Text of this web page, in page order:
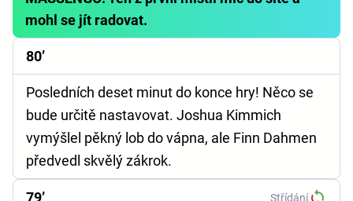
mohl se jít radovat.
80’
Posledních deset minut do konce hry! Něco se
bude určitě nastavovat. Joshua Kimmich
vymýšlel pěkný lob do vápna, ale Finn Dahmen
předvedl skvělý zákrok.
79’ Střídání